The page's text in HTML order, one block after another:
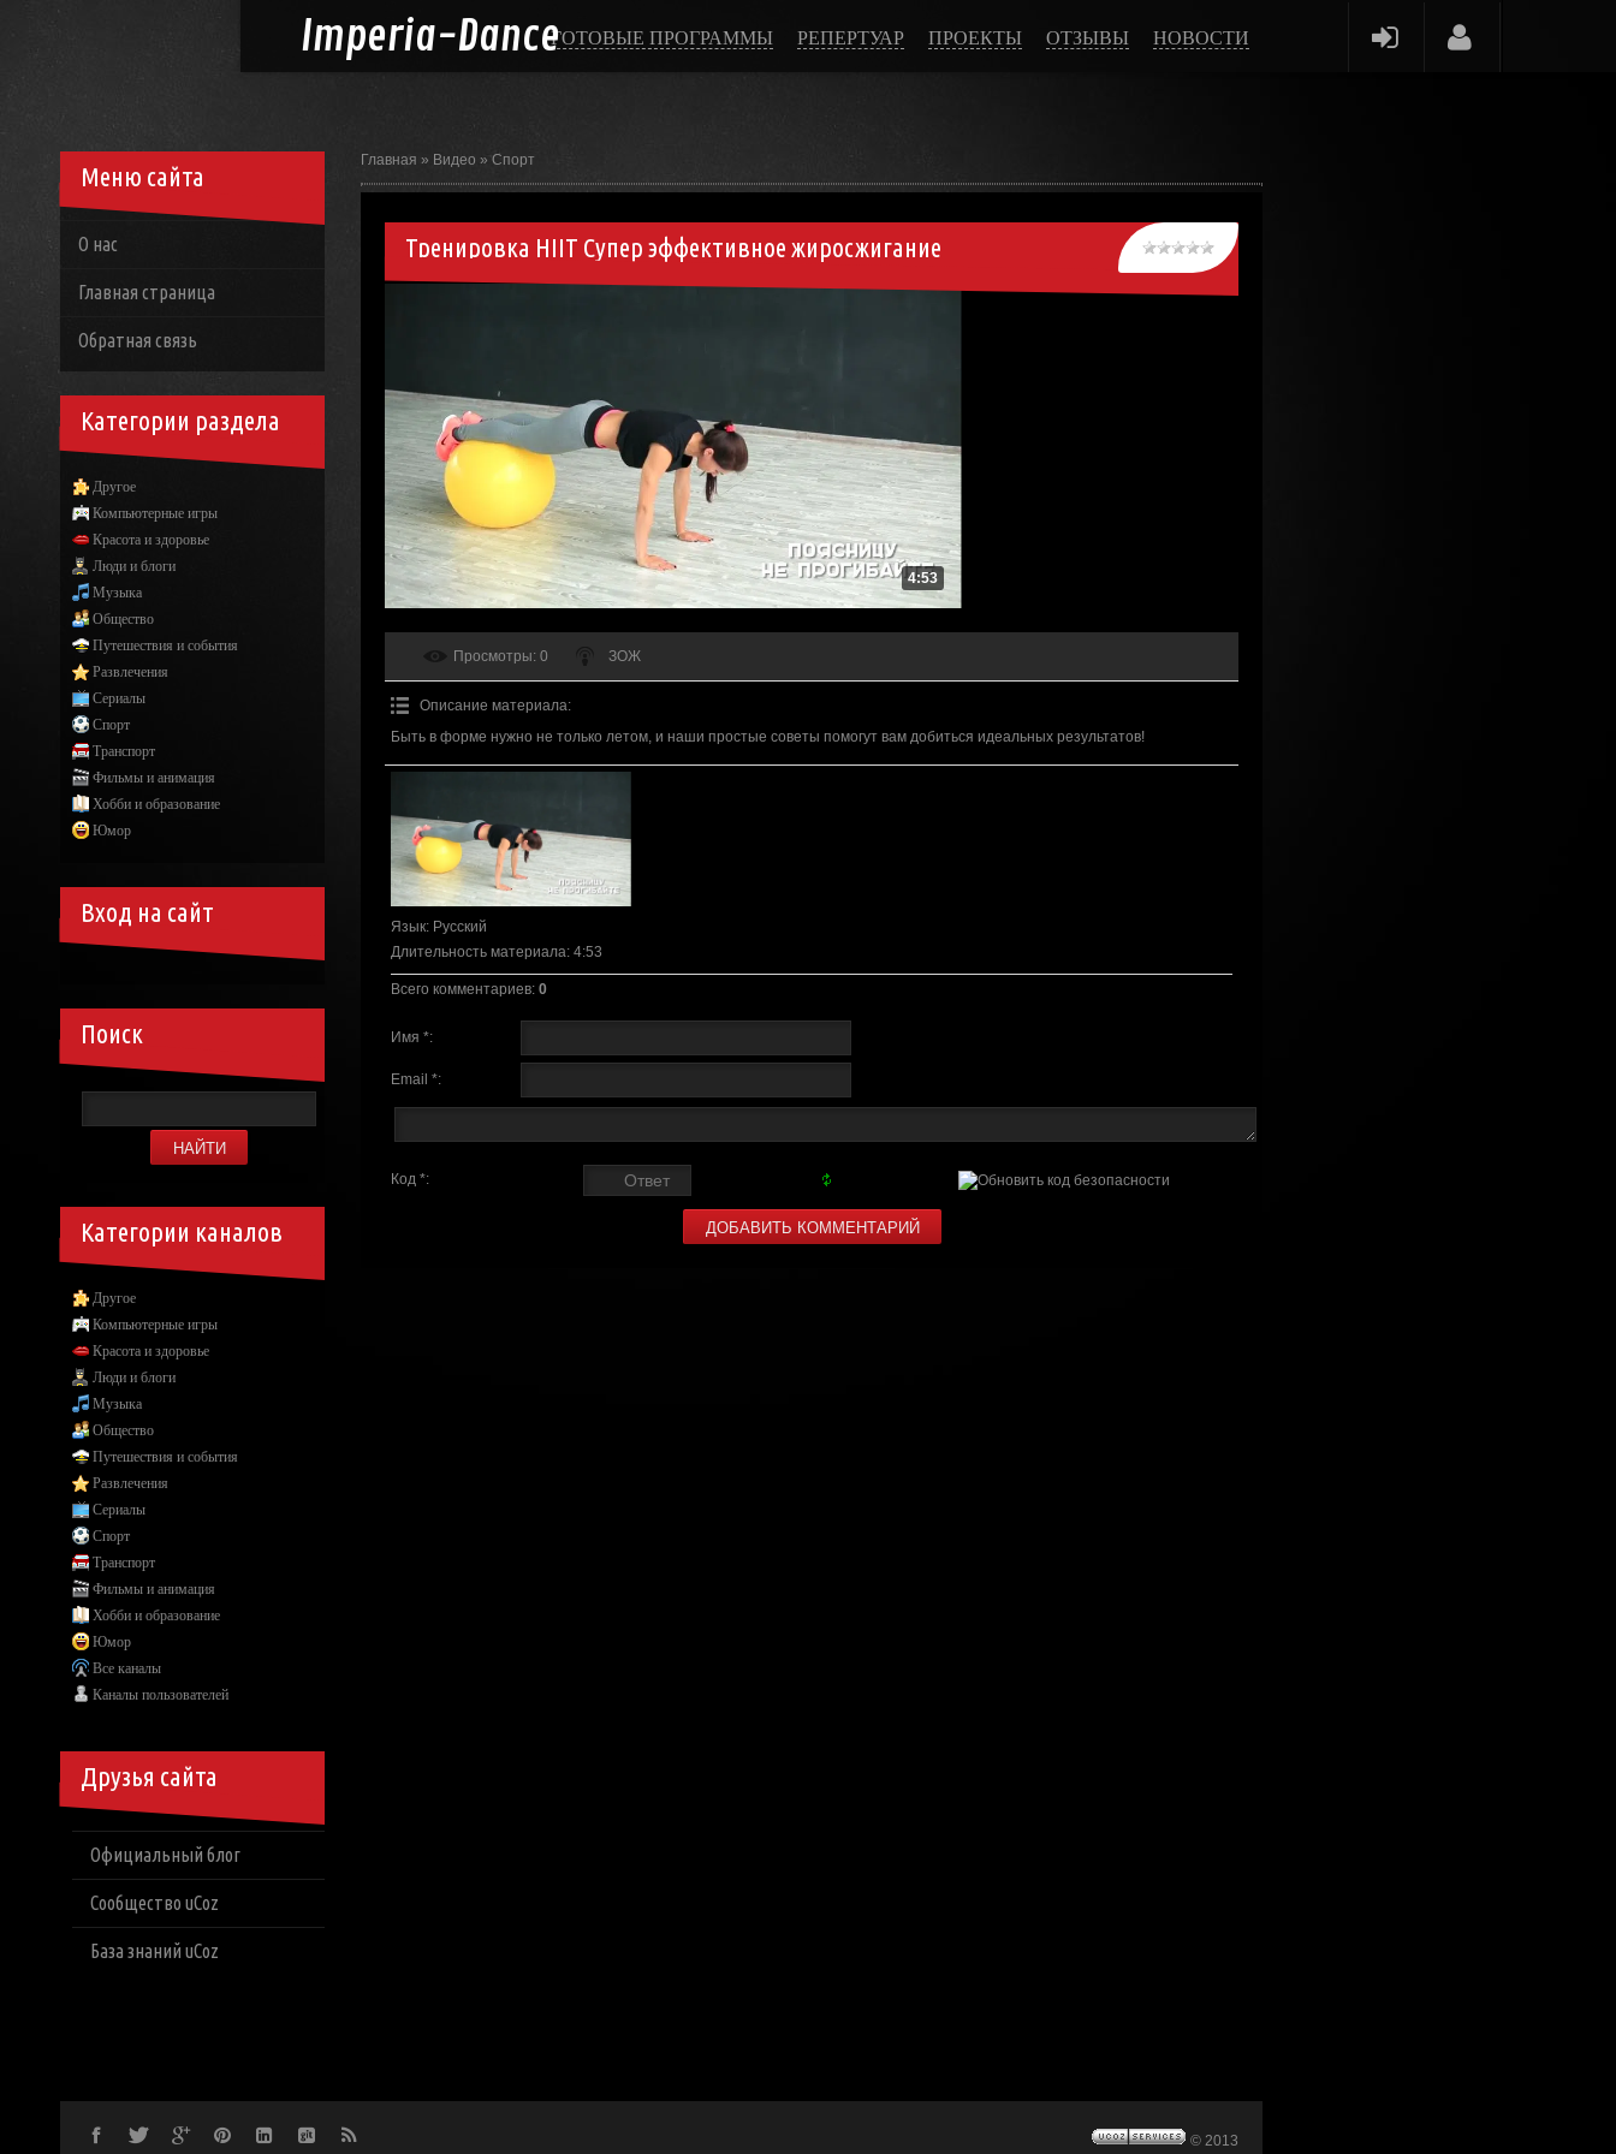
Imperia-DanceГОТОВЫЕ ПРОГРАММЫ РЕПЕРТУАР ПРОЕКТЫ ОТЗЫВЫ НОВОСТИ
Главная » Видео » Спорт
Тренировка HIIT Супер эффективное жиросжигание
4:53
Просмотры: 0 ЗОЖ
Описание материала:
Быть в форме нужно не только летом, и наши простые советы помогут вам добиться идеальных результатов!
Язык: Русский
Длительность материала: 4:53
Всего комментариев: 0
Имя *:
Email *:
Код *:
Меню сайта
О нас
Главная страница
Обратная связь
Категории раздела
Другое
Компьютерные игры
Красота и здоровье
Люди и блоги
Музыка
Общество
Путешествия и события
Развлечения
Сериалы
Спорт
Транспорт
Фильмы и анимация
Хобби и образование
Юмор
Вход на сайт
Поиск
Категории каналов
Другое
Компьютерные игры
Красота и здоровье
Люди и блоги
Музыка
Общество
Путешествия и события
Развлечения
Сериалы
Спорт
Транспорт
Фильмы и анимация
Хобби и образование
Юмор
Все каналы
Каналы пользователей
Друзья сайта
Официальный блог
Сообщество uCoz
База знаний uCoz
© 2013